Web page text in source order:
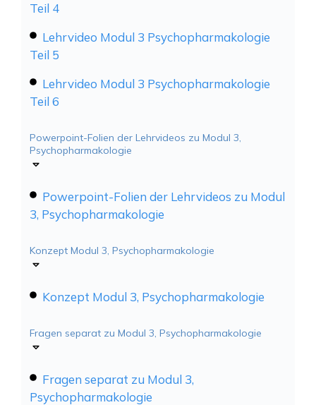
Teil 4
Lehrvideo Modul 3 Psychopharmakologie
Teil 5
Lehrvideo Modul 3 Psychopharmakologie
Teil 6
Powerpoint-Folien der Lehrvideos zu Modul 3,
Psychopharmakologie
Powerpoint-Folien der Lehrvideos zu Modul
3, Psychopharmakologie
Konzept Modul 3, Psychopharmakologie
Konzept Modul 3, Psychopharmakologie
Fragen separat zu Modul 3, Psychopharmakologie
Fragen separat zu Modul 3,
Psychopharmakologie